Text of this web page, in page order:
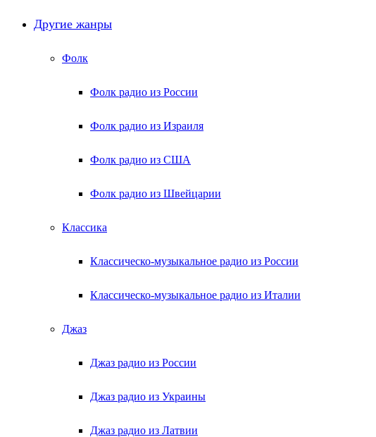
Другие жанры
Фолк
Фолк радио из России
Фолк радио из Израиля
Фолк радио из США
Фолк радио из Швейцарии
Классика
Классическо-музыкальное радио из России
Классическо-музыкальное радио из Италии
Джаз
Джаз радио из России
Джаз радио из Украины
Джаз радио из Латвии